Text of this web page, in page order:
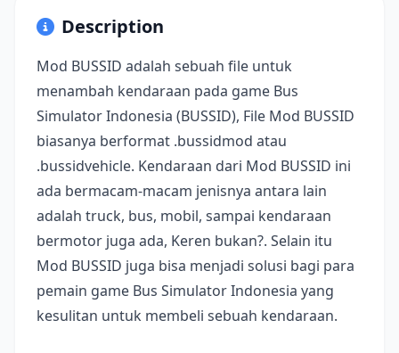
Description
Mod BUSSID adalah sebuah file untuk
menambah kendaraan pada game Bus
Simulator Indonesia (BUSSID), File Mod BUSSID
biasanya berformat .bussidmod atau
.bussidvehicle. Kendaraan dari Mod BUSSID ini
ada bermacam-macam jenisnya antara lain
adalah truck, bus, mobil, sampai kendaraan
bermotor juga ada, Keren bukan?. Selain itu
Mod BUSSID juga bisa menjadi solusi bagi para
pemain game Bus Simulator Indonesia yang
kesulitan untuk membeli sebuah kendaraan.